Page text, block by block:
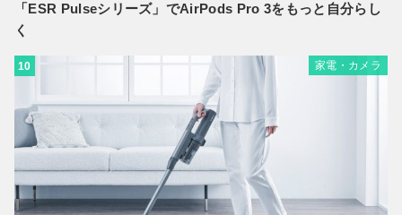
「ESR Pulseシリーズ」でAirPods Pro 3をもっと自分らし
く
10 家電・カメラ